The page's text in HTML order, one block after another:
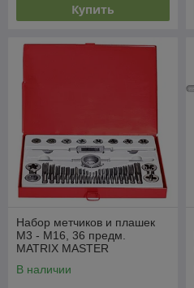
Купить
Набор метчиков и плашек
М3 - М16, 36 предм.
MATRIX MASTER
В наличии